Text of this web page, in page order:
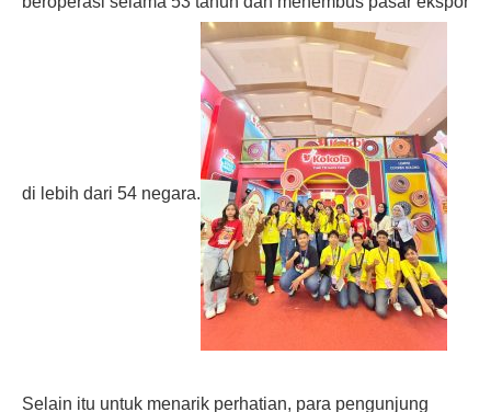
di lebih dari 54 negara.
Selain itu untuk menarik perhatian, para pengunjung